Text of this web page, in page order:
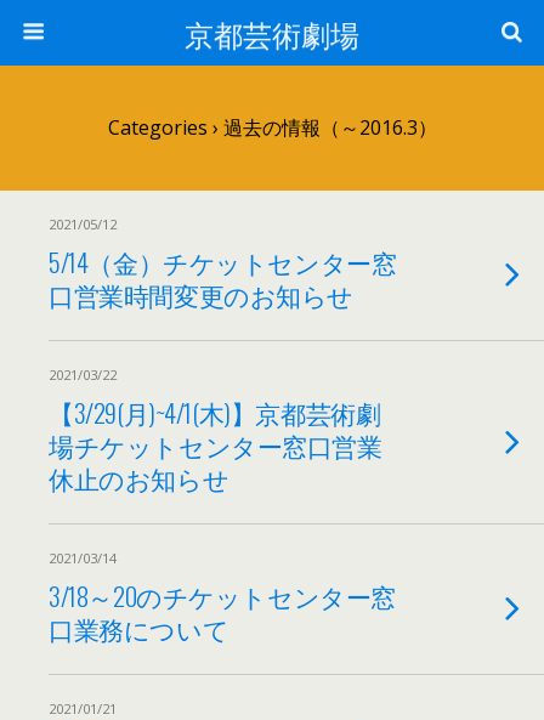
京都芸術劇場
Categories › 過去の情報（～2016.3）
2021/05/12
5/14（金）チケットセンター窓
口営業時間変更のお知らせ
2021/03/22
【3/29(月)~4/1(木)】京都芸術劇
場チケットセンター窓口営業
休止のお知らせ
2021/03/14
3/18～20のチケットセンター窓
口業務について
2021/01/21